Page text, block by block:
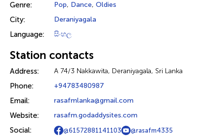
Genre: Pop, Dance, Oldies
City: Deraniyagala
Language: සිංහල
Station contacts
Address: A 74/3 Nakkawita, Deraniyagala, Sri Lanka
Phone: +94783480987
Email: rasafmlanka@gmail.com
Website: rasafm.godaddysites.com
Social: @61572881141103 @rasafm4335